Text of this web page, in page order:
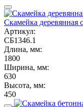
Скамейка
Артикул:
СБ1346.1
Длина, мм:
1800
Ширина, мм:
630
Высота, мм:
450